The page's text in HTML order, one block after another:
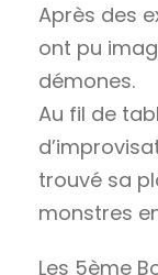
Après des
ont pu
démones.
Au fil de
trouvé sa
monstres
Les 5ème